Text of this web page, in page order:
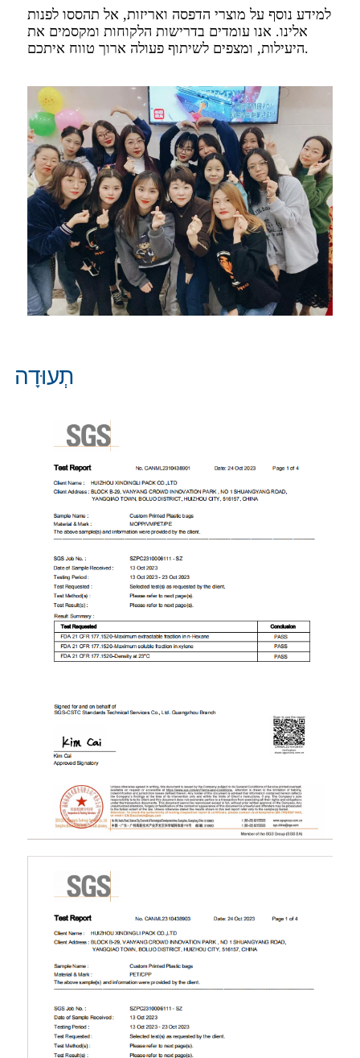
למידע נוסף על מוצרי הדפסה ואריזות, אל תהססו לפנות
אלינו. אנו עומדים בדרישות הלקוחות ומקסמים את
היעילות, ומצפים לשיתוף פעולה ארוך טווח איתכם.
תְעוּדָה